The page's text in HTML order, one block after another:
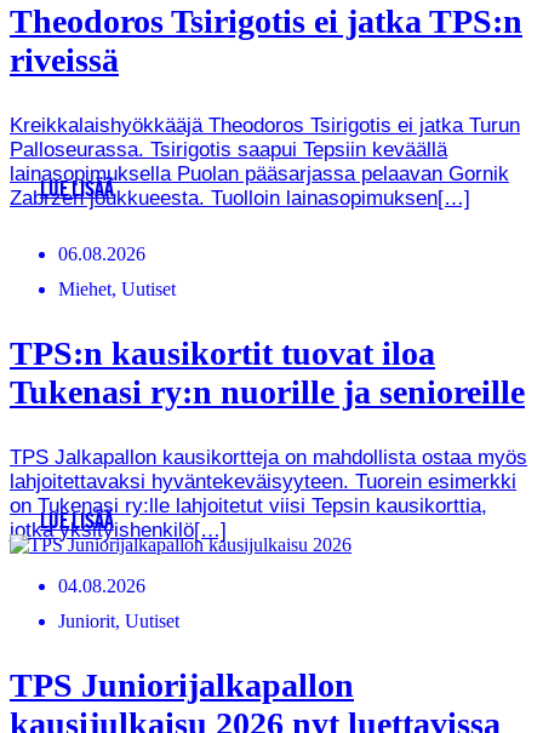
Theodoros Tsirigotis ei jatka TPS:n
riveissä
Kreikkalaishyökkääjä Theodoros Tsirigotis ei jatka Turun
Palloseurassa. Tsirigotis saapui Tepsiin keväällä
lainasopimuksella Puolan pääsarjassa pelaavan Gornik
Zabrzen joukkueesta. Tuolloin lainasopimuksen[…]
LUE LISÄÄ
06.08.2026
Miehet, Uutiset
TPS:n kausikortit tuovat iloa
Tukenasi ry:n nuorille ja senioreille
TPS Jalkapallon kausikortteja on mahdollista ostaa myös
lahjoitettavaksi hyväntekeväisyyteen. Tuorein esimerkki
on Tukenasi ry:lle lahjoitetut viisi Tepsin kausikorttia,
jotka yksityishenkilö[…]
LUE LISÄÄ
04.08.2026
Juniorit, Uutiset
TPS Juniorijalkapallon
kausijulkaisu 2026 nyt luettavissa